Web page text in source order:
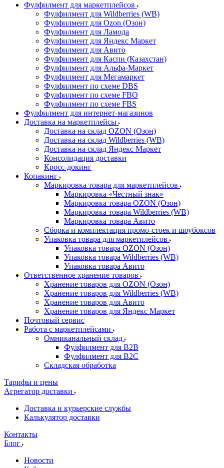
Фулфилмент для маркетплейсов
Фулфилмент для Wildberries (WB)
Фулфилмент для Ozon (Озон)
Фулфилмент для Ламода
Фулфилмент для Яндекс Маркет
Фулфилмент для Авито
Фулфилмент для Каспи (Казахстан)
Фулфилмент для Альфа-Маркет
Фулфилмент для Мегамаркет
Фулфилмент по схеме DBS
Фулфилмент по схеме FBO
Фулфилмент по схеме FBS
Фулфилмент для интернет-магазинов
Доставка на маркетплейсы
Доставка на склад OZON (Озон)
Доставка на склад Wildberries (WB)
Доставка на склад Яндекс Маркет
Консолидация доставки
Кросс-докинг
Копакинг
Маркировка товара для маркетплейсов
Маркировка «Честный знак»
Маркировка товара OZON (Озон)
Маркировка товара Wildberries (WB)
Маркировка товара Авито
Сборка и комплектация промо-стоек и шоубоксов
Упаковка товара для маркетплейсов
Упаковка товара OZON (Озон)
Упаковка товара Wildberries (WB)
Упаковка товара Авито
Ответственное хранение товаров
Хранение товаров для OZON (Озон)
Хранение товаров для Wildberries (WB)
Хранение товаров для Авито
Хранение товаров для Яндекс Маркет
Почтовый сервис
Работа с маркетплейсами
Омниканальный склад
Фулфилмент для B2B
Фулфилмент для B2C
Складская обработка
Тарифы и цены
Агрегатор доставки
Доставка и курьерские службы
Калькулятор доставки
Контакты
Блог
Новости